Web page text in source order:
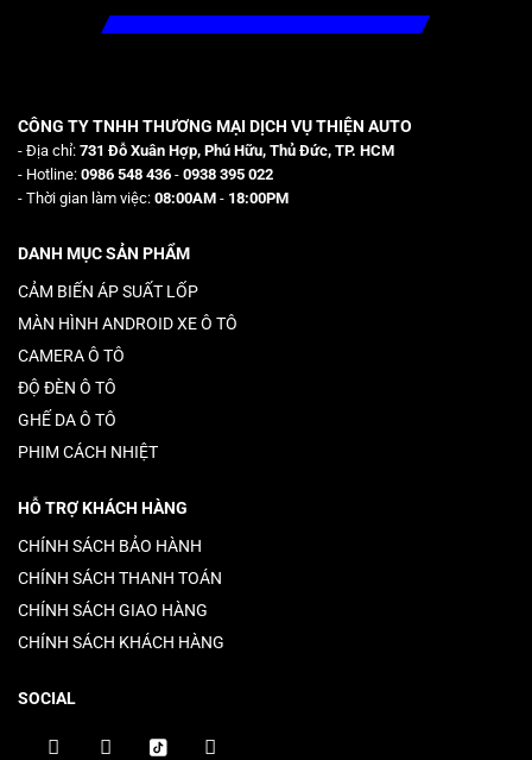
CÔNG TY TNHH THƯƠNG MẠI DỊCH VỤ THIỆN AUTO
- Địa chỉ: 731 Đỗ Xuân Hợp, Phú Hữu, Thủ Đức, TP. HCM
- Hotline: 0986 548 436 - 0938 395 022
- Thời gian làm việc: 08:00AM - 18:00PM
DANH MỤC SẢN PHẨM
CẢM BIẾN ÁP SUẤT LỐP
MÀN HÌNH ANDROID XE Ô TÔ
CAMERA Ô TÔ
ĐỘ ĐÈN Ô TÔ
GHẾ DA Ô TÔ
PHIM CÁCH NHIỆT
HỖ TRỢ KHÁCH HÀNG
CHÍNH SÁCH BẢO HÀNH
CHÍNH SÁCH THANH TOÁN
CHÍNH SÁCH GIAO HÀNG
CHÍNH SÁCH KHÁCH HÀNG
SOCIAL